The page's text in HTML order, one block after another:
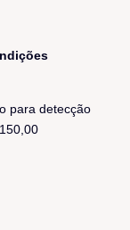
para detecção